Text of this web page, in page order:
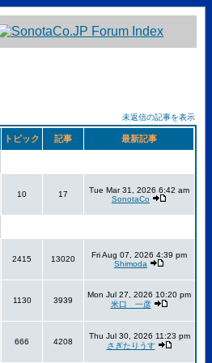
未返信の記事を表示
トピック 記事 最新記事
10 17
Tue Mar 31, 2026 6:42 am
SonotaCo
2415 13020
Fri Aug 07, 2026 4:39 pm
Shimoda
1130 3939
Mon Jul 27, 2026 10:20 pm
米口 一彦
666 4208
Thu Jul 30, 2026 11:23 pm
さぎたりうす